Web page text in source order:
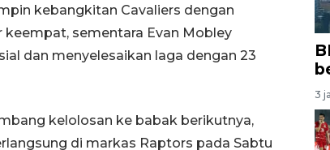
kebangkitan Cavaliers dengan
keempat, sementara Evan Mobley
dan menyelesaikan laga dengan 23
kelolosan ke babak berikutnya,
di markas Raptors pada Sabtu
3